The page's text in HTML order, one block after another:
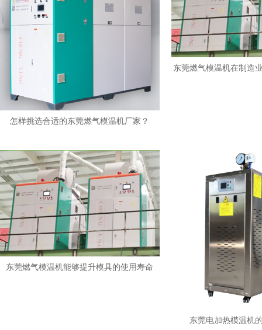
怎样挑选合适的东莞燃气模温机厂家？
东莞燃气模温机在制造
东莞燃气模温机能够提升模具的使用寿命
东莞电加热模温机